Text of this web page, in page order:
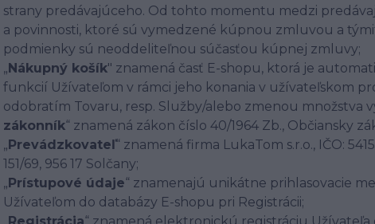
strany predávajúceho. Od tohto momentu medzi
a povinnosti, ktoré sú vymedzené kúpnou zmluvou a
podmienky sú neoddeliteľnou súčasťou kúpnej zmluvy;
„Nákupný košík" znamená časť E-shopu, ktorá je
funkcií Užívateľom v rámci jeho konania v užívateľskom
odobratím Tovaru, resp. Služby/alebo zmenou množstva
zákonník“ znamená zákon číslo 40/1964 Zb., Občiansky
„Prevádzkovateľ“ znamená firma LukaTom s.r.o., IČO:
151/69, 956 17 Solčany;
„Prístupové údaje“ znamenajú unikátne prihlasovacie
Užívateľom do databázy E-shopu pri Registrácii;